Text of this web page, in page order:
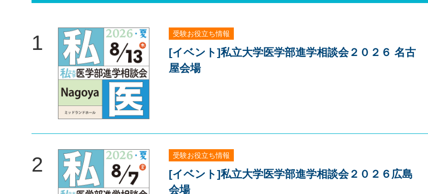
1 受験お役立ち情報
[イベント]私立大学医学部進学相談会２０２６ 名古
屋会場
2 受験お役立ち情報
[イベント]私立大学医学部進学相談会２０２６広島
会場